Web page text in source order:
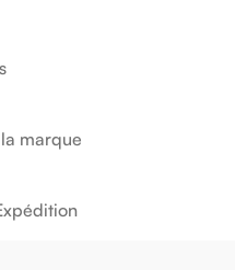
marque